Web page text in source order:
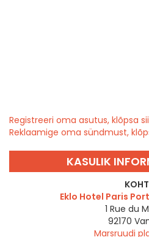
Registreeri oma asutus, klõpsa
Reklaamige oma sündmust,
KASULIK
KOHT
Eklo Hotel Paris
1 Rue du
92170
Marsruudi